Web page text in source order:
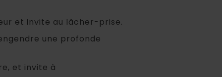
et invite au lâcher-prise.
une profonde
et invite à